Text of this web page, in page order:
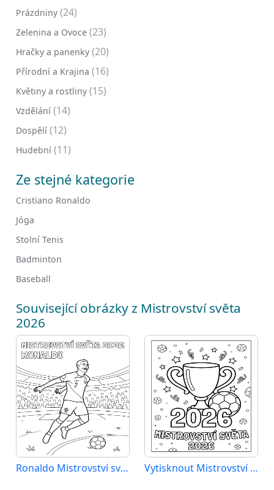
Prázdniny (24)
Zelenina a Ovoce (23)
Hračky a panenky (20)
Přírodní a Krajina (16)
Květiny a rostliny (15)
Vzdělání (14)
Dospělí (12)
Hudební (11)
Ze stejné kategorie
Cristiano Ronaldo
Jóga
Stolní Tenis
Badminton
Baseball
Související obrázky z Mistrovství světa
2026
Ronaldo Mistrovství světa 2026 Vytisknout Mistrovství světa 2026